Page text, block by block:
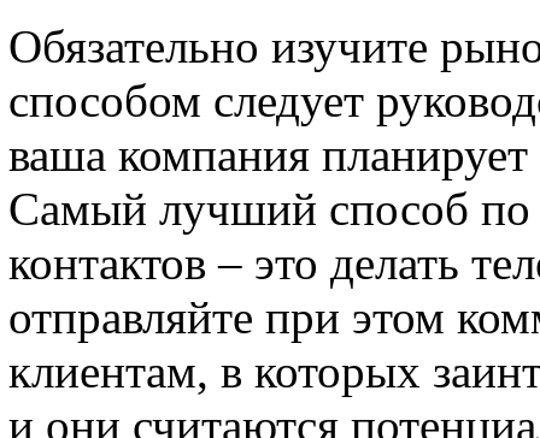
Обязательно изучите
способом следует
ваша компания
Самый лучший способ
контактов – это делать
отправляйте при этом
клиентам, в которых
и они считаются